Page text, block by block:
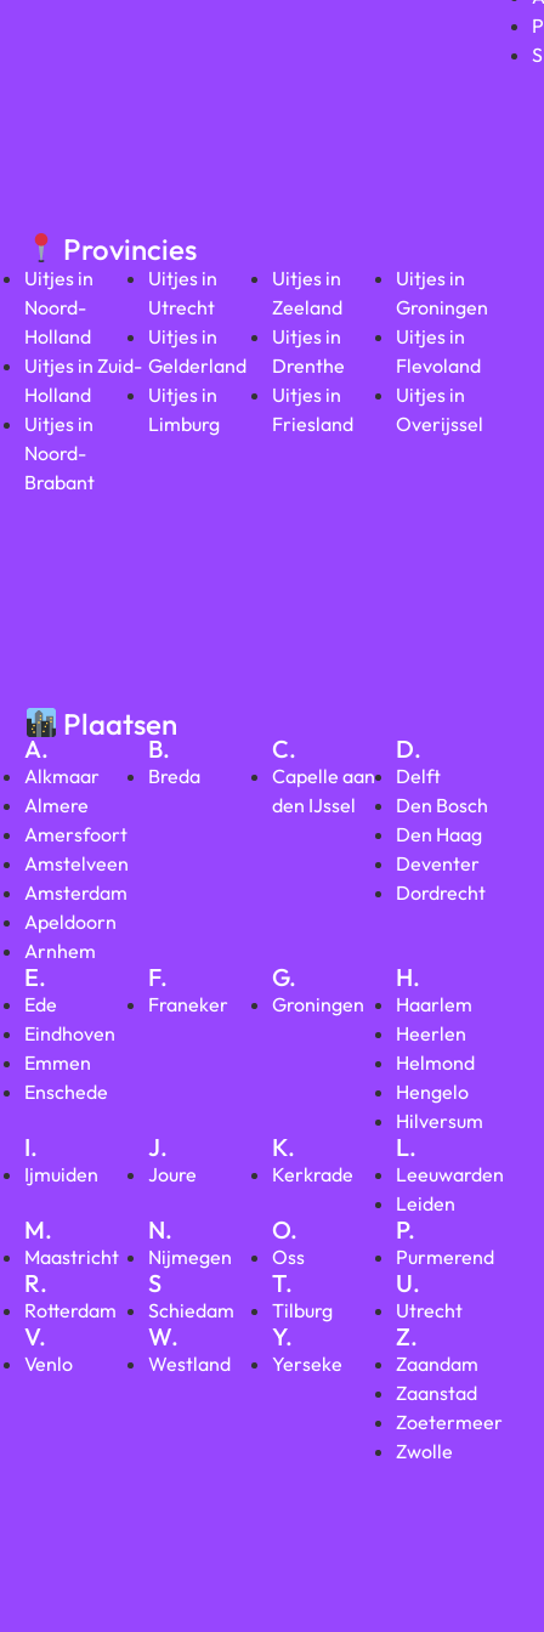
Provincies
Uitjes in
Noord-
Holland
Uitjes in Zuid-
Holland
Uitjes in
Noord-
Brabant
Uitjes in
Utrecht
Uitjes in
Gelderland
Uitjes in
Limburg
Uitjes in
Zeeland
Uitjes in
Drenthe
Uitjes in
Friesland
Uitjes in
Groningen
Uitjes in
Flevoland
Uitjes in
Overijssel
Plaatsen
A.
Alkmaar
Almere
Amersfoort
Amstelveen
Amsterdam
Apeldoorn
Arnhem
B.
Breda
C.
Capelle aan
den IJssel
D.
Delft
Den Bosch
Den Haag
Deventer
Dordrecht
E.
Ede
Eindhoven
Emmen
Enschede
F.
Franeker
G.
Groningen
H.
Haarlem
Heerlen
Helmond
Hengelo
Hilversum
I.
Ijmuiden
J.
Joure
K.
Kerkrade
L.
Leeuwarden
Leiden
M.
Maastricht
N.
Nijmegen
O.
Oss
P.
Purmerend
R.
Rotterdam
S
Schiedam
T.
Tilburg
U.
Utrecht
V.
Venlo
W.
Westland
Y.
Yerseke
Z.
Zaandam
Zaanstad
Zoetermeer
Zwolle